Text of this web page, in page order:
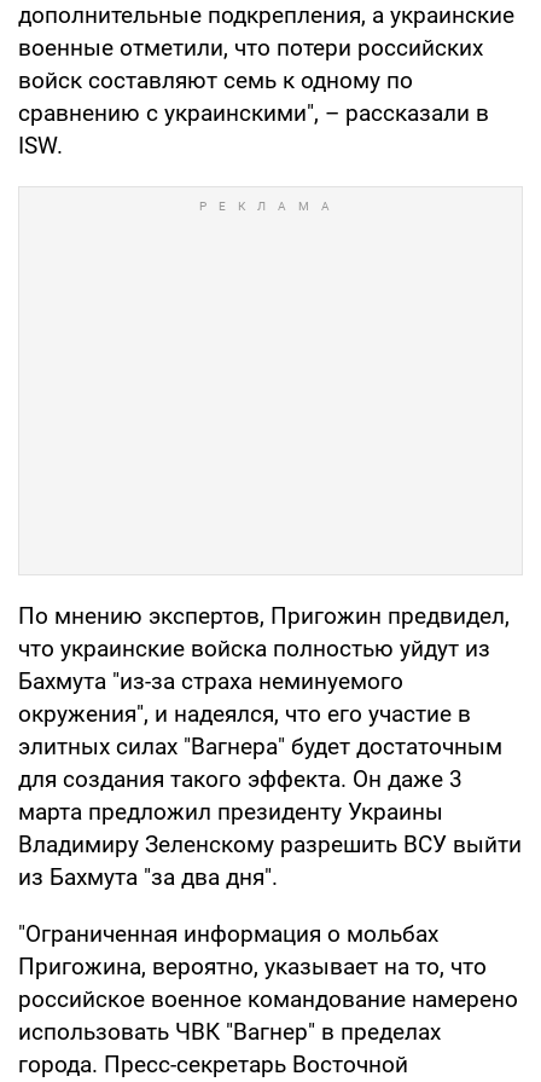
дополнительные подкрепления, а украинские
военные отметили, что потери российских
войск составляют семь к одному по
сравнению с украинскими", – рассказали в
ISW.
По мнению экспертов, Пригожин предвидел,
что украинские войска полностью уйдут из
Бахмута "из-за страха неминуемого
окружения", и надеялся, что его участие в
элитных силах "Вагнера" будет достаточным
для создания такого эффекта. Он даже 3
марта предложил президенту Украины
Владимиру Зеленскому разрешить ВСУ выйти
из Бахмута "за два дня".
"Ограниченная информация о мольбах
Пригожина, вероятно, указывает на то, что
российское военное командование намерено
использовать ЧВК "Вагнер" в пределах
города. Пресс-секретарь Восточной